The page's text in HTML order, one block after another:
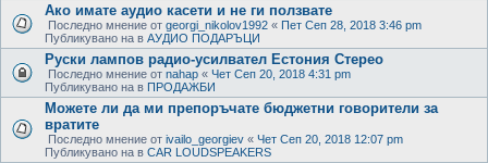
Ако имате аудио касети и не ги ползвате
Последно мнение от georgi_nikolov1992 « Пет Сеп 28, 2018 3:46 pm
Публикувано на в АУДИО ПОДАРЪЦИ
Руски лампов радио-усилвател Естония Стерео
Последно мнение от nahap « Чет Сеп 20, 2018 4:31 pm
Публикувано на в ПРОДАЖБИ
Можете ли да ми препоръчате бюджетни говорители за
вратите
Последно мнение от ivailo_georgiev « Чет Сеп 20, 2018 12:07 pm
Публикувано на в CAR LOUDSPEAKERS